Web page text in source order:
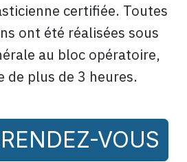
certifiée. Toutes
ont été réalisées sous
au bloc opératoire,
de plus de 3 heures.
VOUS